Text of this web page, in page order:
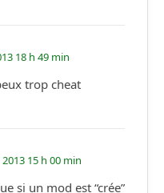
18 h 49 min
trop cheat
15 h 00 min
si un mod est “crée”